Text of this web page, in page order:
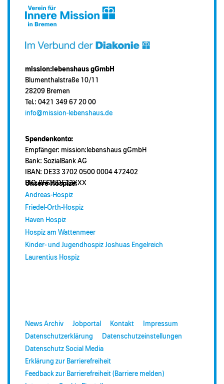
mission:lebenshaus gGmbH
Blumenthalstraße 10/11
28209 Bremen
Tel.: 0421 349 67 20 00
info@mission-lebenshaus.de
Spendenkonto:
Empfänger: mission:lebenshaus gGmbH
Bank: SozialBank AG
IBAN: DE33 3702 0500 0004 472402
BIC: BFSWDE33XXX
Unsere Hospize:
Andreas-Hospiz
Friedel-Orth-Hospiz
Haven Hospiz
Hospiz am Wattenmeer
Kinder- und Jugendhospiz Joshuas Engelreich
Laurentius Hospiz
News Archiv Jobportal Kontakt
Impressum
Datenschutzerklärung
Datenschutzeinstellungen
Datenschutz Social Media
Erklärung zur Barrierefreiheit
Feedback zur Barrierefreiheit (Barriere melden)